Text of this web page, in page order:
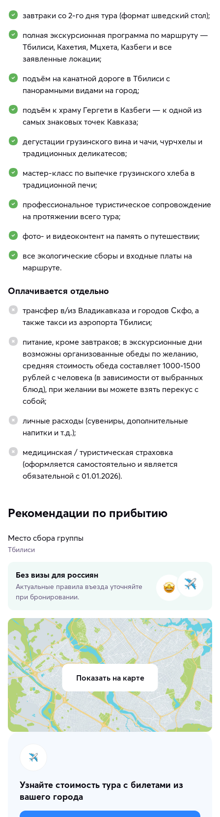
завтраки со 2-го дня тура (формат шведский стол);
полная экскурсионная программа по маршруту —
Тбилиси, Кахетия, Мцхета, Казбеги и все
заявленные локации;
подъём на канатной дороге в Тбилиси с
панорамными видами на город;
подъём к храму Гергети в Казбеги — к одной из
самых знаковых точек Кавказа;
дегустации грузинского вина и чачи, чурчхелы и
традиционных деликатесов;
мастер-класс по выпечке грузинского хлеба в
традиционной печи;
профессиональное туристическое сопровождение
на протяжении всего тура;
фото- и видеоконтент на память о путешествии;
все экологические сборы и входные платы на
маршруте.
Оплачивается отдельно
трансфер в/из Владикавказа и городов Скфо, а
также такси из аэропорта Тбилиси;
питание, кроме завтраков; в экскурсионные дни
возможны организованные обеды по желанию,
средняя стоимость обеда составляет 1000-1500
рублей с человека (в зависимости от выбранных
блюд), при желании вы можете взять перекус с
собой;
личные расходы (сувениры, дополнительные
напитки и т.д.);
медицинская / туристическая страховка
(оформляется самостоятельно и является
обязательной с 01.01.2026).
Рекомендации по прибытию
Место сбора группы
Тбилиси
Без визы для россиян
Актуальные правила въезда уточняйте
при бронировании.
Показать на карте
Узнайте стоимость тура с билетами из
вашего города